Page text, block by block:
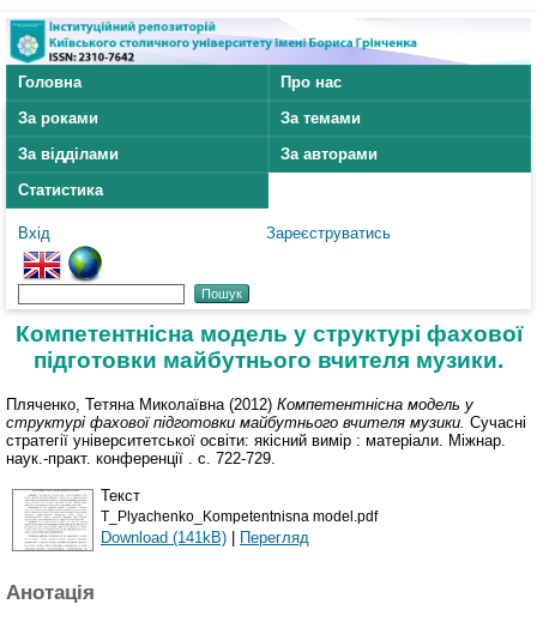
Головна
Про нас
За роками
За темами
За відділами
За авторами
Статистика
Вхід Зареєструватись
Компетентнісна модель у структурі фахової
підготовки майбутнього вчителя музики.
Пляченко, Тетяна Миколаївна (2012) Компетентнісна модель у
структурі фахової підготовки майбутнього вчителя музики. Сучасні
стратегії університетської освіти: якісний вимір : матеріали. Міжнар.
наук.-практ. конференції . с. 722-729.
Текст
T_Plyachenko_Kompetentnisna model.pdf
Download (141kB) | Перегляд
Анотація